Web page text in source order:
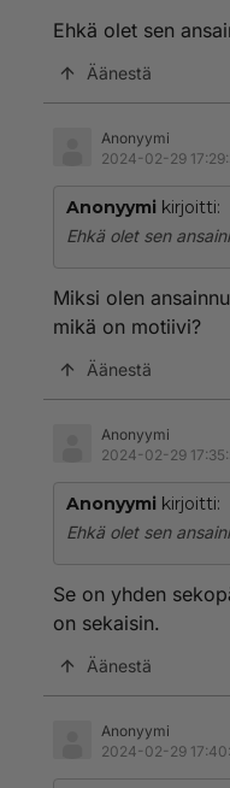
Ehkä olet sen
Äänestä
Anonyymi
2024-02-29
Anonyymi kirjoitti:
Ehkä olet sen
Miksi olen
mikä on motiivi?
Äänestä
Anonyymi
2024-02-29
Anonyymi kirjoitti:
Ehkä olet sen
Se on yhden
on sekaisin.
Äänestä
Anonyymi
2024-02-29